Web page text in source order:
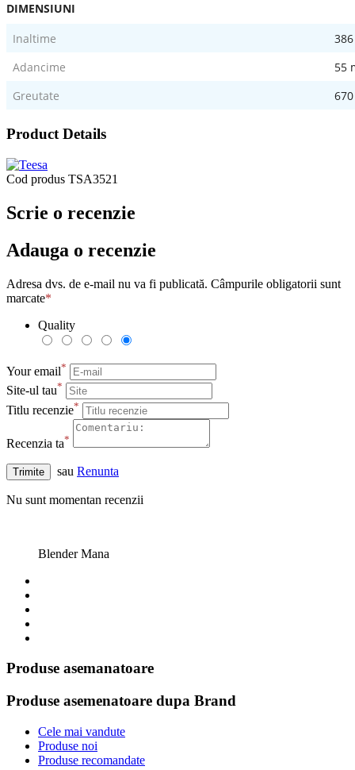
DIMENSIUNI
Inaltime
Adancime
55
Greutate
Product Details
Cod produs TSA3521
Scrie o recenzie
Adauga o recenzie
Adresa dvs. de e-mail nu va fi publicată. Câmpurile obligatorii sunt
marcate*
Quality
Your email*
Site-ul tau*
Titlu recenzie*
Recenzia ta*
Trimite sau Renunta
Nu sunt momentan recenzii
Blender Mana
Produse asemanatoare
Produse asemenatoare dupa Brand
Cele mai vandute
Produse noi
Produse recomandate